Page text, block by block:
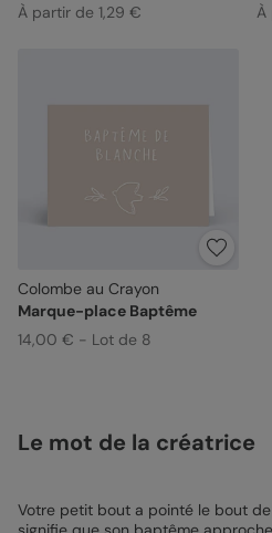
À partir de 1,29 €
À
Colombe au Crayon
Marque-place Baptême
14,00 € - Lot de 8
Le mot de la créatrice
Votre petit bout a pointé le bout